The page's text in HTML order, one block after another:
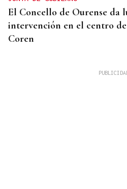
El Concello de Ourense da
intervención en el centro
Coren